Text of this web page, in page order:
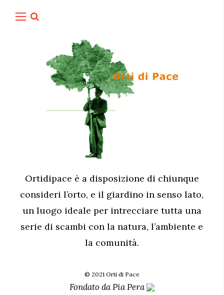
Ortidipace è a disposizione di chiunque
consideri l’orto, e il giardino in senso lato,
un luogo ideale per intrecciare tutta una
serie di scambi con la natura, l’ambiente e
la comunità.
© 2021 Orti di Pace
Fondato daPia Pera